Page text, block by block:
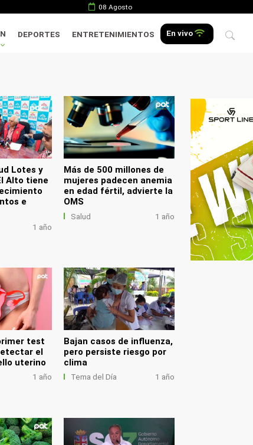
08 Agosto
DEPORTES ENTRETENIMIENTOS En vivo
Lotes y
Alto tiene
e
1 año
Más de 500 millones de
mujeres padecen anemia
en edad fértil, advierte la
OMS
Salud 1 año
test
el
uterino
1 año
Bajan casos de influenza,
pero persiste riesgo por
clima
Tema del Día 1 año